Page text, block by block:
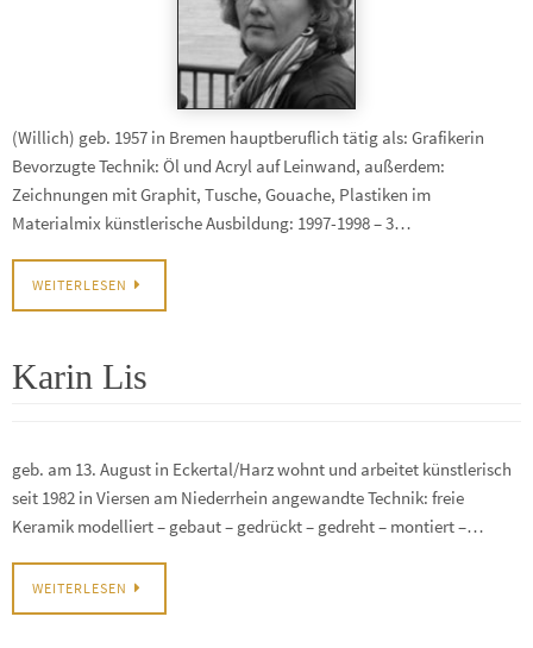
(Willich) geb. 1957 in Bremen hauptberuflich tätig als: Grafikerin
Bevorzugte Technik: Öl und Acryl auf Leinwand, außerdem:
Zeichnungen mit Graphit, Tusche, Gouache, Plastiken im
Materialmix künstlerische Ausbildung: 1997-1998 – 3…
WEITERLESEN
Karin Lis
geb. am 13. August in Eckertal/Harz wohnt und arbeitet künstlerisch
seit 1982 in Viersen am Niederrhein angewandte Technik: freie
Keramik modelliert – gebaut – gedrückt – gedreht – montiert –…
WEITERLESEN